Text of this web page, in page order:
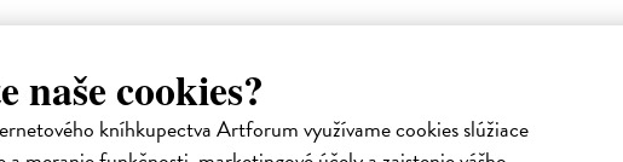
naše cookies?
kníhkupectva Artforum využívame cookies slúžiace
Čitatelia s podobným vkusom si kúpili
na sklade
novinka
na sklade